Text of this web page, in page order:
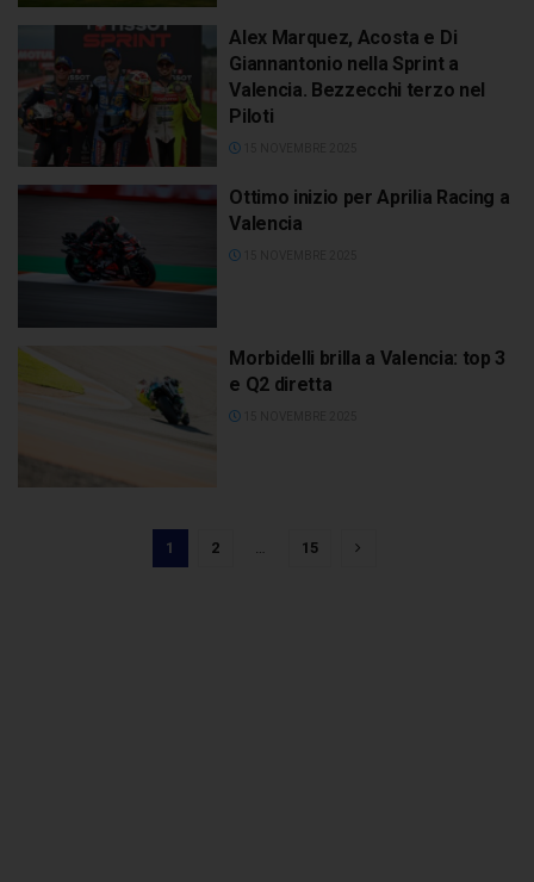
Alex Marquez, Acosta e Di
Giannantonio nella Sprint a
Valencia. Bezzecchi terzo nel
Piloti
Ottimo inizio per Aprilia Racing a
Valencia
Morbidelli brilla a Valencia: top 3
e Q2 diretta
1 2 … 15